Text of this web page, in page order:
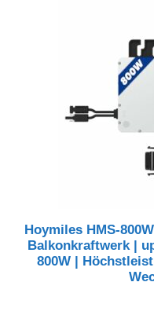
Hoymiles HMS-
Balkonkraftwerk |
800W |